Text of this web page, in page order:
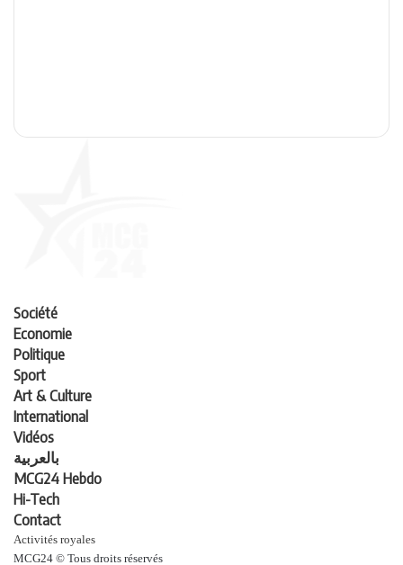
Société
Economie
Politique
Sport
Art & Culture
International
Vidéos
بالعربية
MCG24 Hebdo
Hi-Tech
Contact
Activités royales
MCG24 © Tous droits réservés